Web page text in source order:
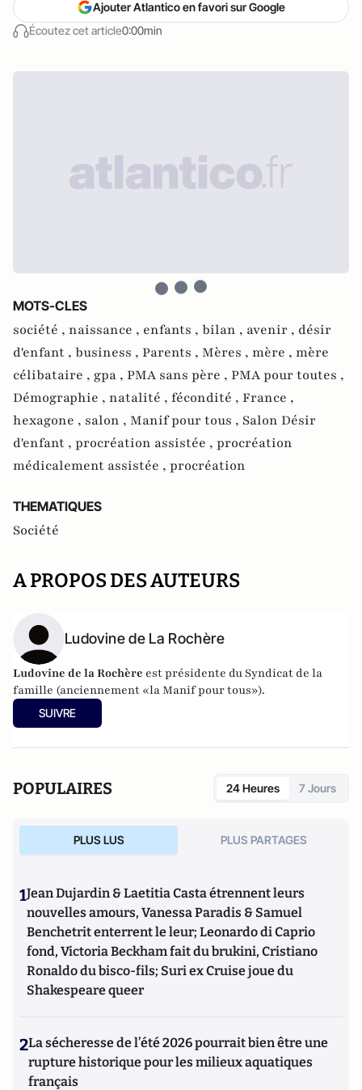
Écoutez cet article0:00min
Ajouter Atlantico en favori sur Google
MOTS-CLES
société , naissance , enfants , bilan , avenir , désir
d'enfant , business , Parents , Mères , mère , mère
célibataire , gpa , PMA sans père , PMA pour toutes ,
Démographie , natalité , fécondité , France ,
hexagone , salon , Manif pour tous , Salon Désir
d'enfant , procréation assistée , procréation
médicalement assistée , procréation
THEMATIQUES
Société
A PROPOS DES AUTEURS
Ludovine de La Rochère
Ludovine de la Rochère est présidente du Syndicat de la
famille (anciennement «la Manif pour tous»).
SUIVRE
POPULAIRES 24 Heures 7 Jours
PLUS LUS PLUS PARTAGES
1Jean Dujardin & Laetitia Casta étrennent leurs
nouvelles amours, Vanessa Paradis & Samuel
Benchetrit enterrent le leur; Leonardo di Caprio
fond, Victoria Beckham fait du brukini, Cristiano
Ronaldo du bisco-fils; Suri ex Cruise joue du
Shakespeare queer
2La sécheresse de l’été 2026 pourrait bien être une
rupture historique pour les milieux aquatiques
français